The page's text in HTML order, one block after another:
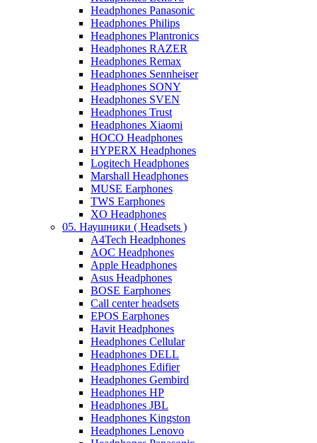
Headphones Panasonic
Headphones Philips
Headphones Plantronics
Headphones RAZER
Headphones Remax
Headphones Sennheiser
Headphones SONY
Headphones SVEN
Headphones Trust
Headphones Xiaomi
HOCO Headphones
HYPERX Headphones
Logitech Headphones
Marshall Headphones
MUSE Earphones
TWS Earphones
XO Headphones
05. Наушники ( Headsets )
A4Tech Headphones
AOC Headphones
Apple Headphones
Asus Headphones
BOSE Earphones
Call center headsets
EPOS Earphones
Havit Headphones
Headphones Cellular
Headphones DELL
Headphones Edifier
Headphones Gembird
Headphones HP
Headphones JBL
Headphones Kingston
Headphones Lenovo